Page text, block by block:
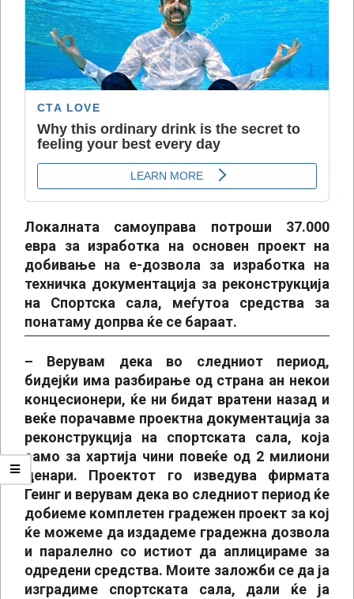
Локалната самоуправа потроши 37.000
евра за изработка на основен проект на
добивање на е-дозвола за изработка на
техничка документација за реконструкција
на Спортска сала, меѓутоа средства за
понатаму допрва ќе се бараат.
– Верувам дека во следниот период,
бидејќи има разбирање од страна ан некои
концесионери, ќе ни бидат вратени назад и
веќе порачавме проектна документација за
реконструкција на спортската сала, која
само за хартија чини повеќе од 2 милиони
денари. Проектот го изведува фирмата
Геинг и верувам дека во следниот период ќе
добиеме комплетен градежен проект за кој
ќе можеме да издадеме градежна дозвола
и паралелно со истиот да аплицираме за
одредени средства. Моите заложби се да ја
изградиме спортската сала, дали ќе ја